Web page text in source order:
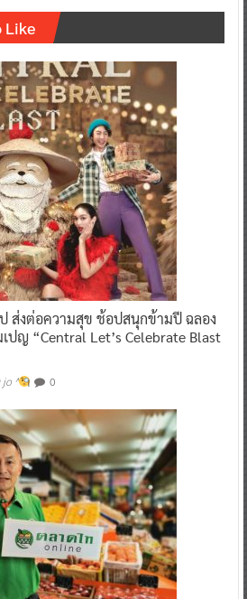
Like
ส่งต่อความสุข ช้อปสนุกข้ามปี ฉลอง
ญ “Central Let’s Celebrate Blast
jo ^ 0